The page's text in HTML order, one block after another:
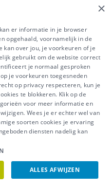
612 044
deel uit van Groep
-Privacy-Cookiebeleid
×
er informatie in je browser
opgehaald, voornamelijk in de
kan over jou, je voorkeuren of je
gebruikt om de website correct
je normaal gesproken
je voorkeuren toegesneden
op privacy respecteren, kun je
te blokkeren. Klik op de
voor meer informatie en
Wees je er echter wel van
soorten cookies je ervaring
diensten nadelig kan
ALLES AFWIJZEN